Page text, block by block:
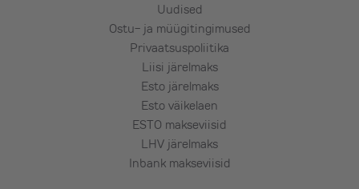
Uudised
Ostu- ja müügitingimused
Privaatsuspoliitika
Liisi järelmaks
Esto järelmaks
Esto väikelaen
ESTO makseviisid
LHV järelmaks
Inbank makseviisid